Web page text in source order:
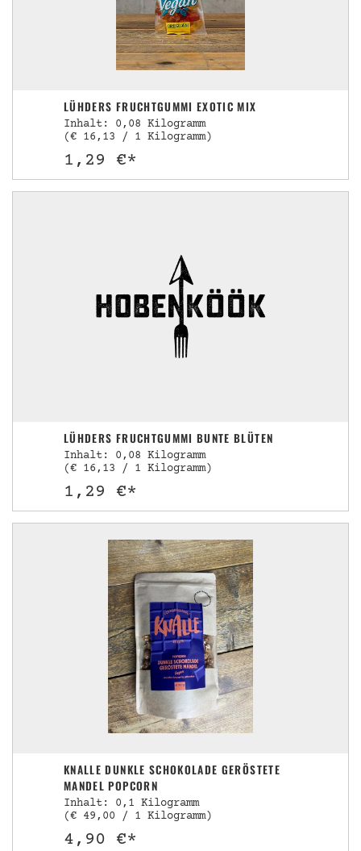
LÜHDERS FRUCHTGUMMI EXOTIC MIX
Inhalt: 0,08 Kilogramm
(€ 16,13 / 1 Kilogramm)
1,29 €*
LÜHDERS FRUCHTGUMMI BUNTE BLÜTEN
Inhalt: 0,08 Kilogramm
(€ 16,13 / 1 Kilogramm)
1,29 €*
KNALLE DUNKLE SCHOKOLADE GERÖSTETE
MANDEL POPCORN
Inhalt: 0,1 Kilogramm
(€ 49,00 / 1 Kilogramm)
4,90 €*